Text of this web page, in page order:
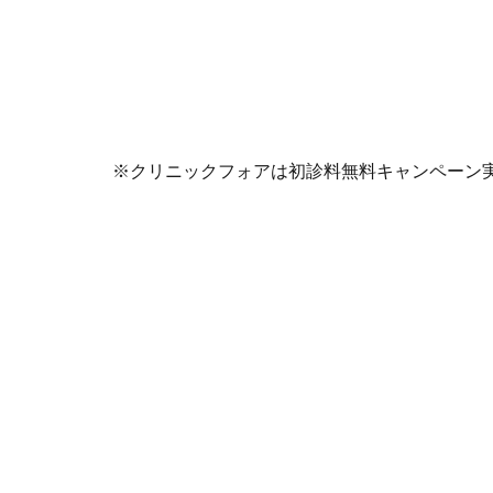
※クリニックフォアは初診料無料キャンペーン